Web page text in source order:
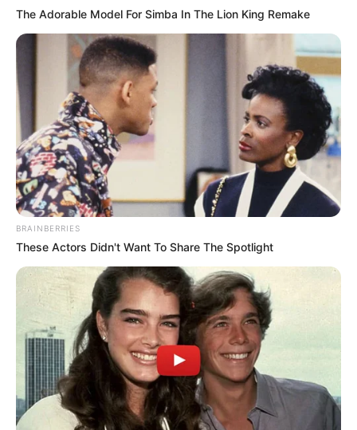
Ngenes
10 Desain Kanopi Tempat
Tidur, Serasa Beristirahat di
Kamar Raja
Tampil Lebih Modern, 7 Potret
Hasil Renovasi Rumah Berusia
90 Tahun
The Adorable Model For Simba In The Lion King Remake
BRAINBERRIES
These Actors Didn't Want To Share The Spotlight